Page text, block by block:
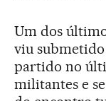
Um dos
viu
partido no
militantes e